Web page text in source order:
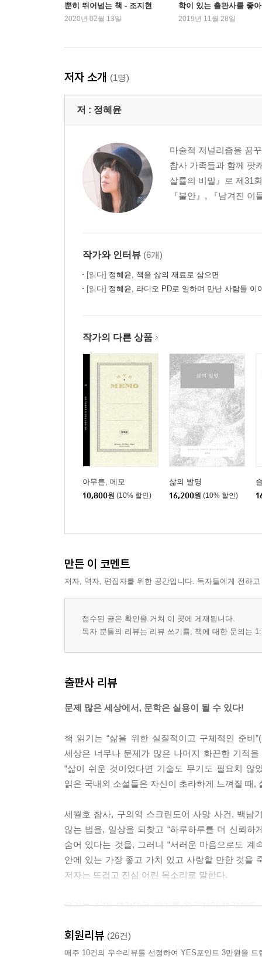
3장 사랑과 우정
내 사랑이 알면 슬퍼할 거야
왜 내가 온 세상의 짐을 짊어져야 해?
고통스러운 사랑
4장 어떻게 살 것인가
처신을 잘한다는 것에 대하여
누구나 한번만 산다면?
넌 알아? 어떻게 살아야 하는지?
내가 그토록 사랑하는 세상을 잃어버렸으니
마지막 이야기는 아닌
‘뜻밖의 좋은 일’을 가져다준 책의 목록
뿐히 뛰어넘는 책 - 조지현
편
2020년 02월 13일
학이 있는 출판사를 좋
니다 – 고수리 편
2019년 11월 28일
저자 소개 (1명)
저 : 정혜윤
마술적 저널리즘을 꿈
참사 가족들과 함께 팟
살률의 비밀』로 제31
『불안』, 『남겨진
작가와 인터뷰 (6개)
[읽다] 정혜윤, 책을 삶의 재료로 삼으면
[읽다] 정혜윤, 라디오 PD로 일하며 만난 사람들 이
작가의 다른 상품
아무튼, 메모
10,800원 (10% 할인)
삶의 발명
16,200원 (10% 할인)
만든 이 코멘트
저자, 역자, 편집자를 위한 공간입니다. 독자들에게 전하
접수된 글은 확인을 거쳐 이 곳에 게재됩니다.
독자 분들의 리뷰는 리뷰 쓰기를, 책에 대한 문의는
출판사 리뷰
문제 많은 세상에서, 문학은 실용이 될 수 있다!
책 읽기는 “삶을 위한 실질적이고 구체적인 준
세상은 너무나 문제가 많은 나머지 화끈한 기적
“삶이 쉬운 것이었다면 기술도 무기도 필요치 않
읽은 국내외 소설들은 자신이 초라하게 느껴질 때
세월호 참사, 구의역 스크린도어 사망 사건, 백남
않는 법을, 일상을 되찾고 “하루하루를 더 신뢰
숨어 있다는 것을, 그러니 “서러운 마음으로도
안에 있는 가장 좋고 가치 있고 사랑할 만한 것을
저자는 뜨겁고 진심 어린 목소리로 말한다.
우리는 삶이 생각대로 되기를 원하지만 생각지
오래가는 기쁨으로 만들어볼 수도 있다. 책 읽기
하는 것이 아니라 책을 살아내려고 하면서, 마
회원리뷰 (26건)
매주 10건의 우수리뷰를 선정하여 YES포인트 3만원을 드